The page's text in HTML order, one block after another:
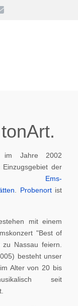
Jahre 2002
der
Ems-
Probenortist
mit einem
"Best of
Nassau feiern.
besteht unser
Alter von 20 bis
seit